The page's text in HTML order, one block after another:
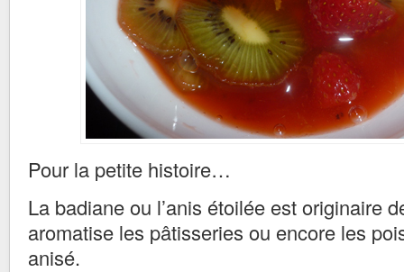
Pour la petite histoire…
La badiane ou l’anis étoilée est originaire
aromatise les pâtisseries ou encore les
anisé.